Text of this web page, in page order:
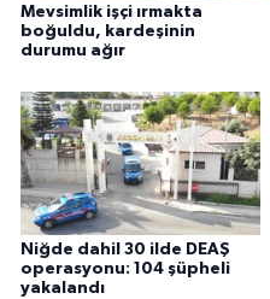
Mevsimlik işçi ırmakta
boğuldu, kardeşinin
durumu ağır
Niğde dahil 30 ilde DEAŞ
operasyonu: 104 şüpheli
yakalandı